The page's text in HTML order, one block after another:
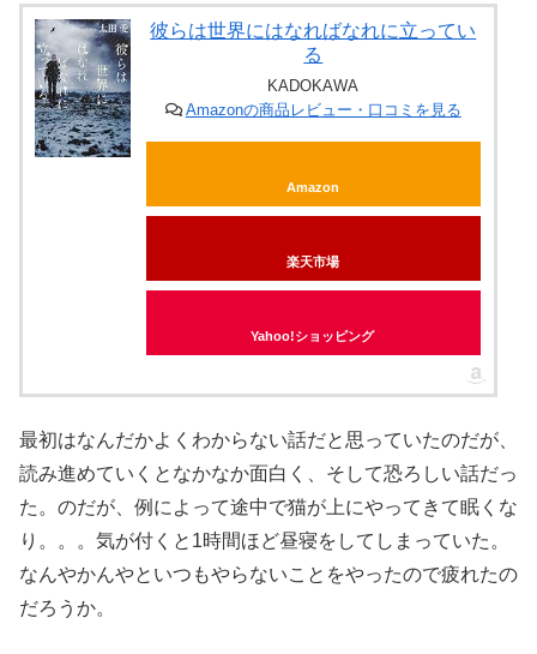
彼らは世界にはなればなれに立ってい
る
KADOKAWA
Amazonの商品レビュー・口コミを見る
Amazon
楽天市場
Yahoo!ショッピング
最初はなんだかよくわからない話だと思っていたのだが、
読み進めていくとなかなか面白く、そして恐ろしい話だっ
た。のだが、例によって途中で猫が上にやってきて眠くな
り。。。気が付くと1時間ほど昼寝をしてしまっていた。
なんやかんやといつもやらないことをやったので疲れたの
だろうか。